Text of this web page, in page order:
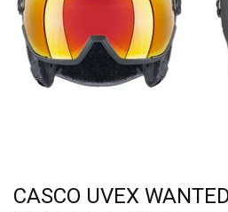
CASCO UVEX